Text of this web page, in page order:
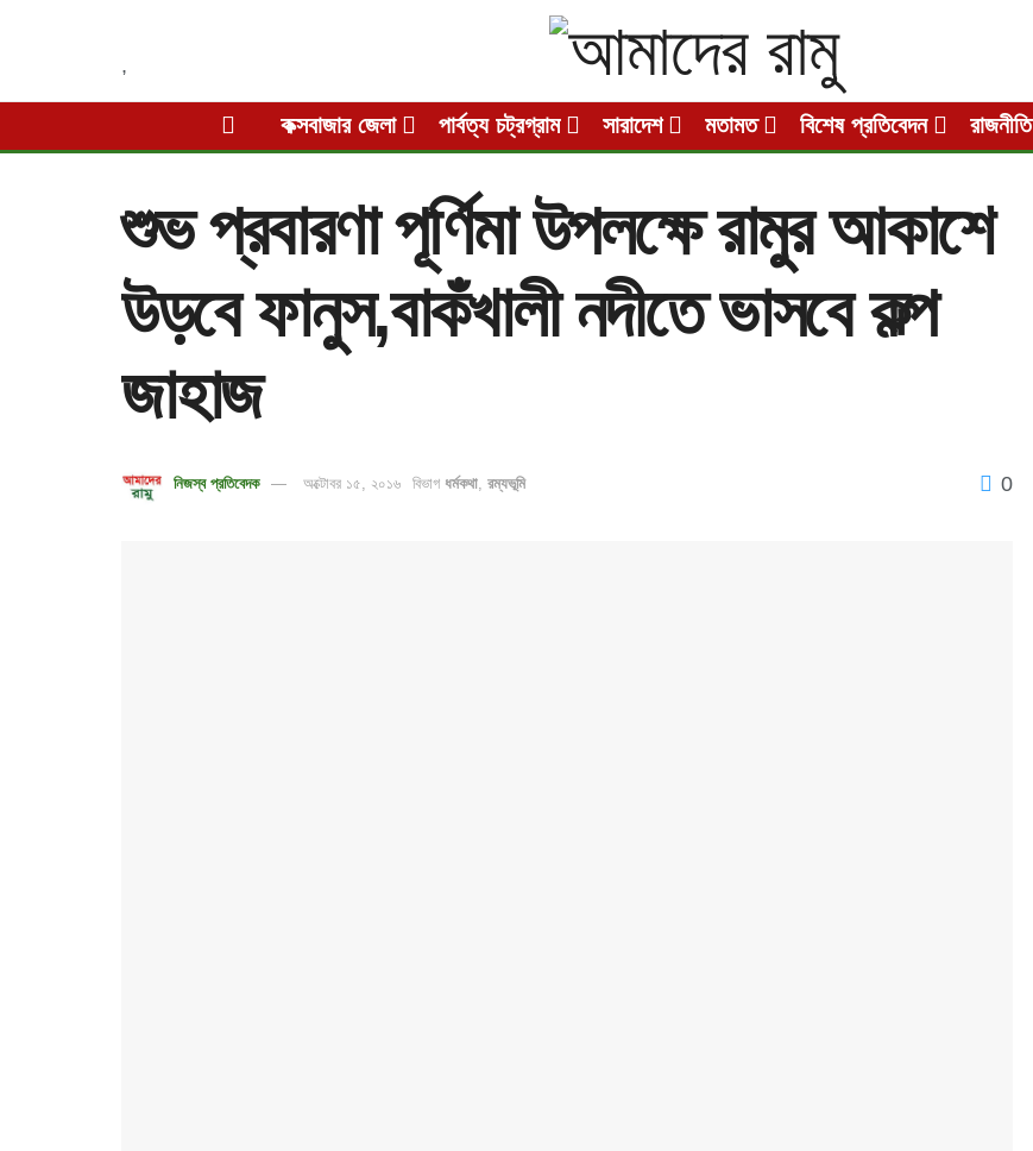
,
কক্সবাজার জেলা পার্বত্য চট্রগ্রাম সারাদেশ মতামত বিশেষ প্রতিবেদন রাজনীতি
শুভ প্রবারণা পূর্ণিমা উপলক্ষে রামুর আকাশে
উড়বে ফানুস,বাকঁখালী নদীতে ভাসবে কল্প
জাহাজ
নিজস্ব প্রতিবেদক অক্টোবর ১৫, ২০১৬ বিভাগ ধর্মকথা রম্যভূমি 0